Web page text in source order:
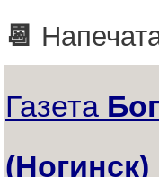
📆
Газета
(Ногинск)